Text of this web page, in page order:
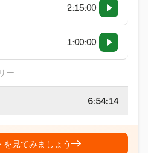
2:15:00
1:00:00
ー
6:54:15
を見てみましょう→